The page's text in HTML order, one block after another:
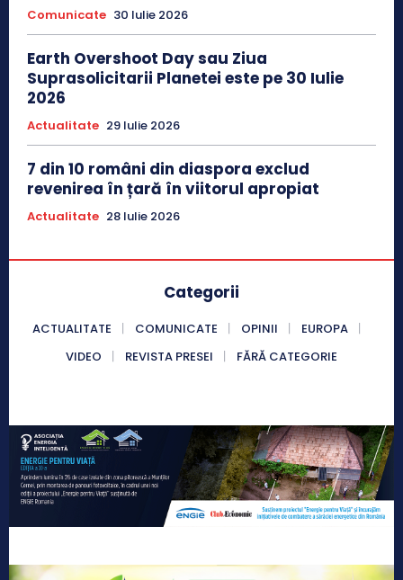
Comunicate 30 Iulie 2026
Earth Overshoot Day sau Ziua
Suprasolicitarii Planetei este pe 30 Iulie
2026
Actualitate 29 Iulie 2026
7 din 10 români din diaspora exclud
revenirea în țară în viitorul apropiat
Actualitate 28 Iulie 2026
Categorii
ACTUALITATE COMUNICATE OPINII
EUROPA
VIDEO
REVISTA PRESEI FĂRĂ CATEGORIE